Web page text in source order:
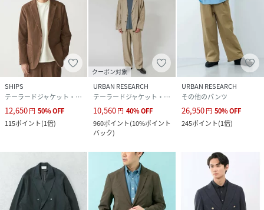
SHIPS
テーラードジャケット・ブレザー
12,650円 50%OFF
115ポイント(1倍)
クーポン対象
URBAN RESEARCH
テーラードジャケット・ブレザー
10,560円 40%OFF
960ポイント(10%ポイント
バック)
URBAN RESEARCH
その他のパンツ
26,950円 50%OFF
245ポイント(1倍)